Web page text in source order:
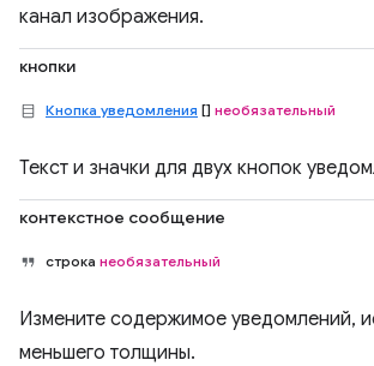
канал изображения.
кнопки
Кнопка уведомления [] необязательный
Текст и значки для двух кнопок
контекстное сообщение
строка необязательный
Измените содержимое уведомлений,
меньшего толщины.